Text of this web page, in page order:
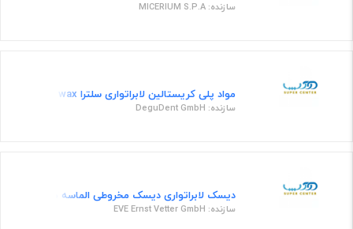
سازنده: MICERIUM S.P.A
مواد پلی کریستالین لابراتواری سلترا Cervical and Undercoating wax
سازنده: DeguDent GmbH
دیسک لابراتواری دیسک مخروطی الماسه مدیوم پالیش
سازنده: EVE Ernst Vetter GmbH